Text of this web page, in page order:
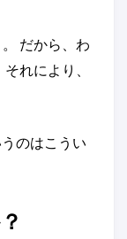
だから、わ
れにより、
のはこうい